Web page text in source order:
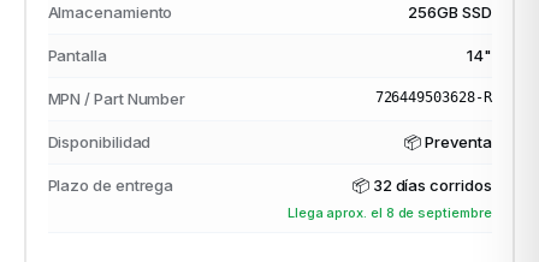
Almacenamiento 256GB SSD
Pantalla 14"
MPN / Part Number 726449503628-R
Disponibilidad 📦 Preventa
Plazo de entrega 📦 32 días corridos
Llega aprox. el 8 de septiembre